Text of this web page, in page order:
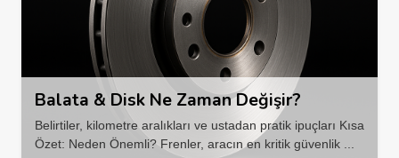
Balata & Disk Ne Zaman Değişir?
Belirtiler, kilometre aralıkları ve ustadan pratik ipuçları Kısa
Özet: Neden Önemli? Frenler, aracın en kritik güvenlik ...